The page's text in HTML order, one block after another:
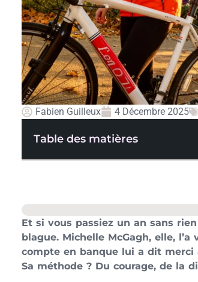
Fabien Guilleux 4 Décembre 2025
Table des matières
Et si vous passiez un an sans
blague. Michelle McGagh, elle,
compte en banque lui a dit merci
Sa méthode ? Du courage, de la